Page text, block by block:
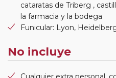
cataratas de Triberg ,
la farmacia y la bodega
Funicular: Lyon,
No incluye